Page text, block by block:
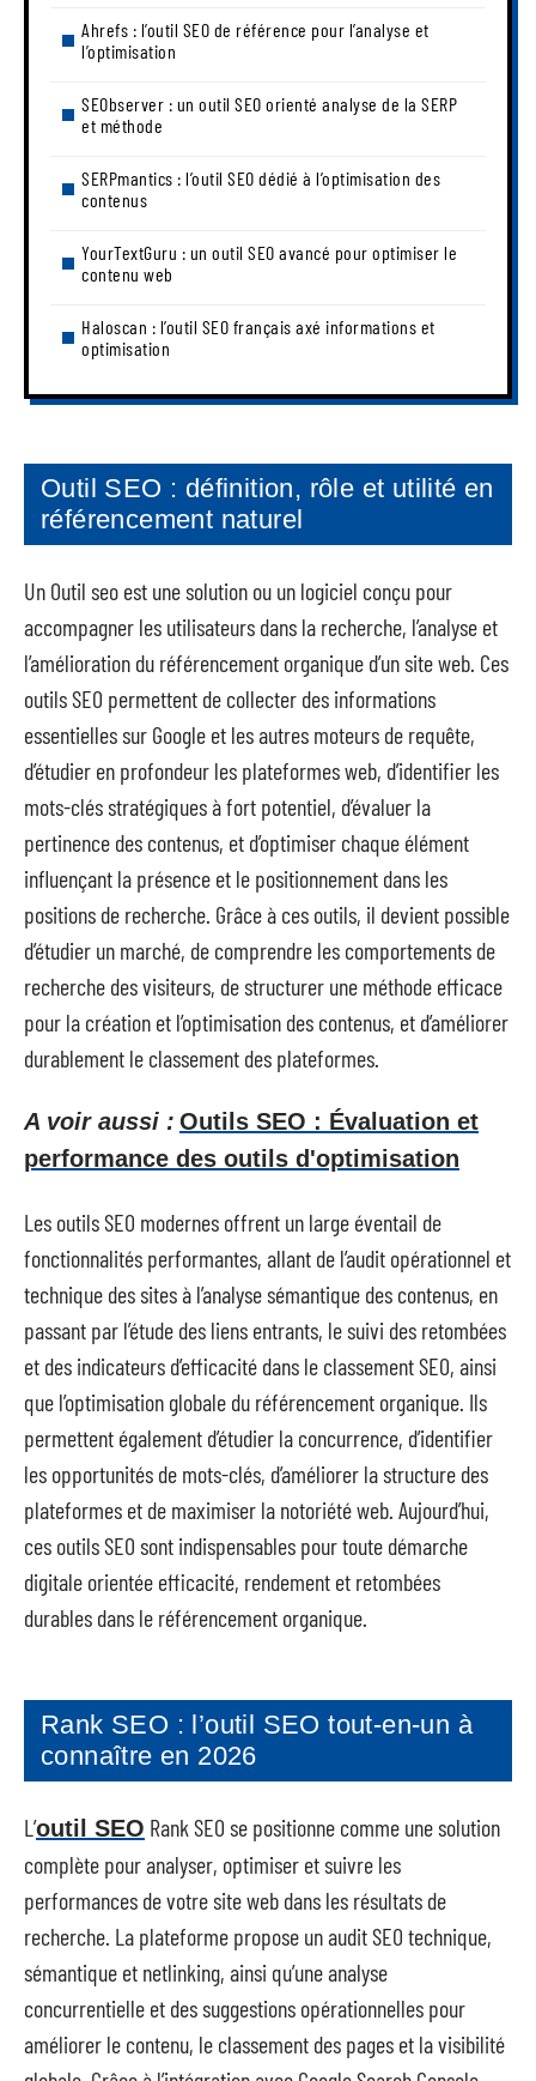
Ahrefs : l’outil SEO de référence pour l’analyse et
l’optimisation
SEObserver : un outil SEO orienté analyse de la SERP
et méthode
SERPmantics : l’outil SEO dédié à l’optimisation des
contenus
YourTextGuru : un outil SEO avancé pour optimiser le
contenu web
Haloscan : l’outil SEO français axé informations et
optimisation
Outil SEO : définition, rôle et utilité en
référencement naturel
Un Outil seo est une solution ou un logiciel conçu pour
accompagner les utilisateurs dans la recherche, l’analyse et
l’amélioration du référencement organique d’un site web. Ces
outils SEO permettent de collecter des informations
essentielles sur Google et les autres moteurs de requête,
d’étudier en profondeur les plateformes web, d’identifier les
mots-clés stratégiques à fort potentiel, d’évaluer la
pertinence des contenus, et d’optimiser chaque élément
influençant la présence et le positionnement dans les
positions de recherche. Grâce à ces outils, il devient possible
d’étudier un marché, de comprendre les comportements de
recherche des visiteurs, de structurer une méthode efficace
pour la création et l’optimisation des contenus, et d’améliorer
durablement le classement des plateformes.
A voir aussi : Outils SEO : Évaluation et
performance des outils d'optimisation
Les outils SEO modernes offrent un large éventail de
fonctionnalités performantes, allant de l’audit opérationnel et
technique des sites à l’analyse sémantique des contenus, en
passant par l’étude des liens entrants, le suivi des retombées
et des indicateurs d’efficacité dans le classement SEO, ainsi
que l’optimisation globale du référencement organique. Ils
permettent également d’étudier la concurrence, d’identifier
les opportunités de mots-clés, d’améliorer la structure des
plateformes et de maximiser la notoriété web. Aujourd’hui,
ces outils SEO sont indispensables pour toute démarche
digitale orientée efficacité, rendement et retombées
durables dans le référencement organique.
Rank SEO : l’outil SEO tout-en-un à
connaître en 2026
L’outil SEO Rank SEO se positionne comme une solution
complète pour analyser, optimiser et suivre les
performances de votre site web dans les résultats de
recherche. La plateforme propose un audit SEO technique,
sémantique et netlinking, ainsi qu’une analyse
concurrentielle et des suggestions opérationnelles pour
améliorer le contenu, le classement des pages et la visibilité